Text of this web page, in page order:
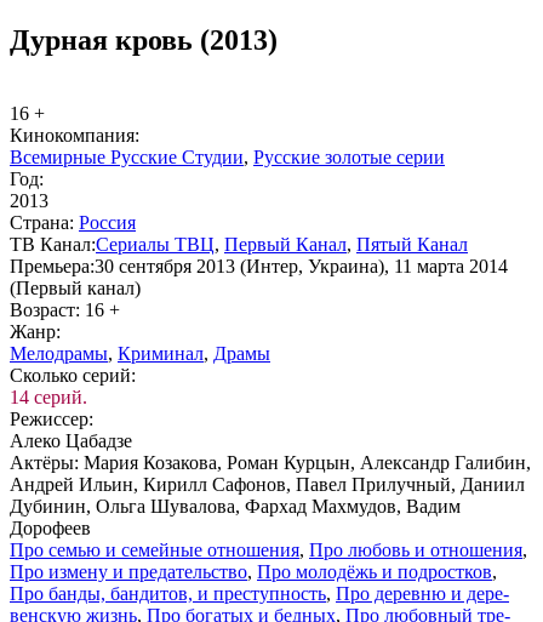
Дурная кровь (2013)
16 +
Ки­но­ком­па­ния:
Всемирные Русские Студии, Русские золотые серии
Год:
2013
Стра­на: Рос­сия
ТВ Ка­нал:Сериалы ТВЦ, Пер­вый Ка­нал, Пя­тый Ка­нал
Пре­мье­ра:30 сентября 2013 (Интер, Украина), 11 марта 2014
(Первый канал)
Воз­раст: 16 +
Жанр:
Ме­ло­дра­мы, Кри­ми­нал, Дра­мы
Сколь­ко се­рий:
14 серий.
Ре­жис­сер:
Алеко Цабадзе
Ак­тё­ры: Мария Козакова, Роман Курцын, Александр Галибин,
Андрей Ильин, Кирилл Сафонов, Павел Прилучный, Даниил
Дубинин, Ольга Шувалова, Фархад Махмудов, Вадим
Дорофеев
Про се­мью и се­мей­ные от­но­ше­ния, Про лю­бовь и от­но­ше­ния,
Про из­ме­ну и пре­да­тель­ст­во, Про мо­ло­дёжь и под­ро­ст­ков,
Про бан­ды, бан­ди­тов, и пре­ступ­ность, Про де­рев­ню и де­ре­
вен­скую жизнь, Про бо­га­тых и бед­ных, Про лю­бов­ный тре­